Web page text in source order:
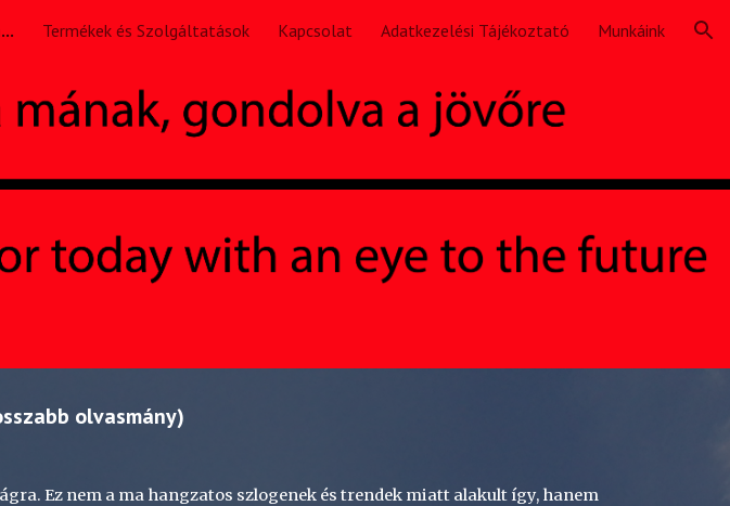
Skip to navigation
Termékek és Szolgáltatások Kapcsolat Adatkezelési Tájékoztató Munkáink
olvasmány)
Ez nem a ma hangzatos szlogenek és trendek miatt alakult így, hanem